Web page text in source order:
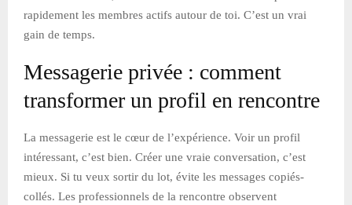
rapidement les membres actifs autour de toi. C’est un vrai
gain de temps.
Messagerie privée : comment
transformer un profil en rencontre
La messagerie est le cœur de l’expérience. Voir un profil
intéressant, c’est bien. Créer une vraie conversation, c’est
mieux. Si tu veux sortir du lot, évite les messages copiés-
collés. Les professionnels de la rencontre observent